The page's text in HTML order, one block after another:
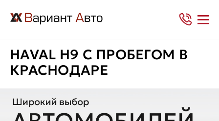
HAVAL H9 С ПРОБЕГОМ В
КРАСНОДАРЕ